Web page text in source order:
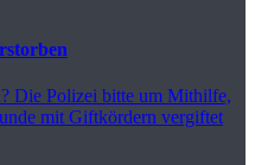
Die Polizei bitte um Mithilfe,
mit Giftkördern vergiftet